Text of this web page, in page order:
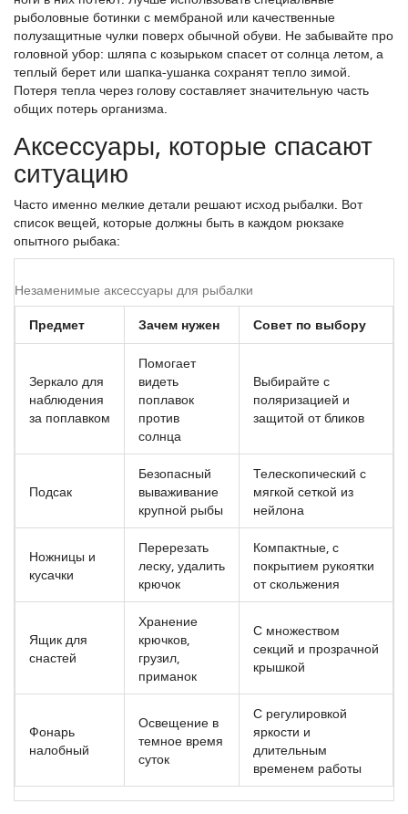
рыболовные ботинки с мембраной или качественные
полузащитные чулки поверх обычной обуви. Не забывайте про
головной убор: шляпа с козырьком спасет от солнца летом, а
теплый берет или шапка-ушанка сохранят тепло зимой.
Потеря тепла через голову составляет значительную часть
общих потерь организма.
Аксессуары, которые спасают
ситуацию
Часто именно мелкие детали решают исход рыбалки. Вот
список вещей, которые должны быть в каждом рюкзаке
опытного рыбака:
Незаменимые аксессуары для рыбалки
Предмет Зачем нужен Совет по выбору
Зеркало для
наблюдения
за поплавком
Помогает
видеть
поплавок
против
солнца
Выбирайте с
поляризацией и
защитой от бликов
Подсак
Безопасный
вываживание
крупной рыбы
Телескопический с
мягкой сеткой из
нейлона
Ножницы и
кусачки
Перерезать
леску, удалить
крючок
Компактные, с
покрытием рукоятки
от скольжения
Ящик для
снастей
Хранение
крючков,
грузил,
приманок
С множеством
секций и прозрачной
крышкой
Фонарь
налобный
Освещение в
темное время
суток
С регулировкой
яркости и
длительным
временем работы